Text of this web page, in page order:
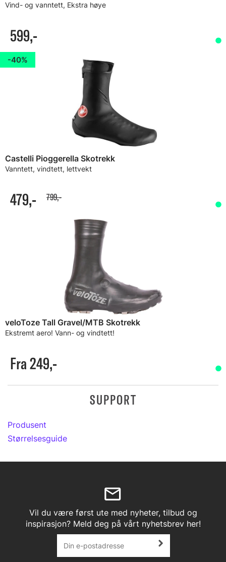
Vind- og vanntett, Ekstra høye
599,-
40%
Castelli Pioggerella Skotrekk
Vanntett, vindtett, lettvekt
479,- 799,-
veloToze Tall Gravel/MTB Skotrekk
Ekstremt aero! Vann- og vindtett!
Fra 249,-
SUPPORT
Produsent
Størrelsesguide
Vil du være først ute med nyheter, tilbud og
inspirasjon? Meld deg på vårt nyhetsbrev her!